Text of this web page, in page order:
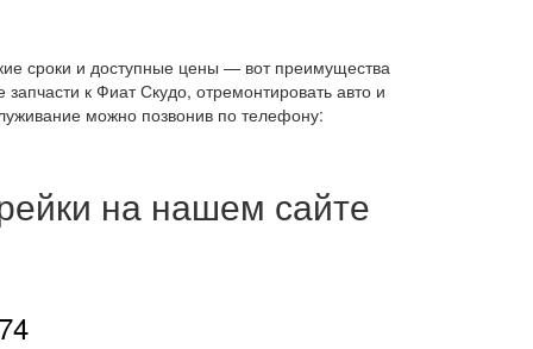
сроки и доступные цены — вот преимущества
к Фиат Скудо, отремонтировать авто и
можно позвонив по телефону:
на нашем сайте